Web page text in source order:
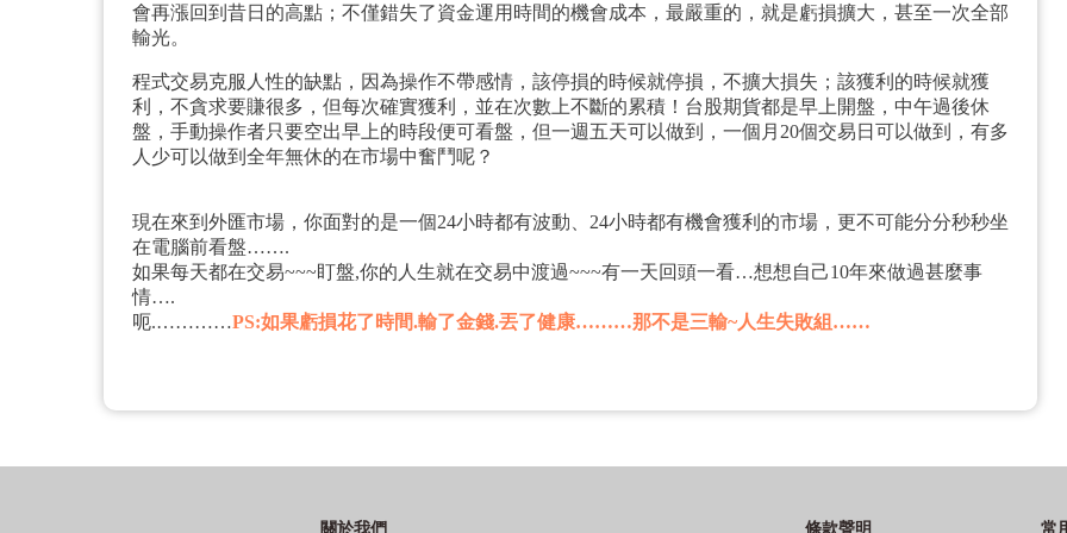
會再漲回到昔日的高點；不僅錯失了資金運用時間的機會成本，最嚴重的，就是虧損擴大，甚至一次全部
輸光。
程式交易克服人性的缺點，因為操作不帶感情，該停損的時候就停損，不擴大損失；該獲利的時候就獲
利，不貪求要賺很多，但每次確實獲利，並在次數上不斷的累積！台股期貨都是早上開盤，中午過後休
盤，手動操作者只要空出早上的時段便可看盤，但一週五天可以做到，一個月20個交易日可以做到，有多
人少可以做到全年無休的在市場中奮鬥呢？
現在來到外匯市場，你面對的是一個24小時都有波動、24小時都有機會獲利的市場，更不可能分分秒秒坐
在電腦前看盤…….
如果每天都在交易~~~盯盤,你的人生就在交易中渡過~~~有一天回頭一看…想想自己10年來做過甚麼事
情….
呃.…………PS:如果虧損花了時間.輸了金錢.丟了健康………那不是三輸~人生失敗組……
關於我們 條款聲明 常